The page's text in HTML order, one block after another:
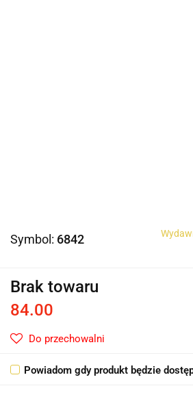
Symbol: 6842
Brak towaru
84.00
Do przechowalni
Powiadom gdy produkt będzie